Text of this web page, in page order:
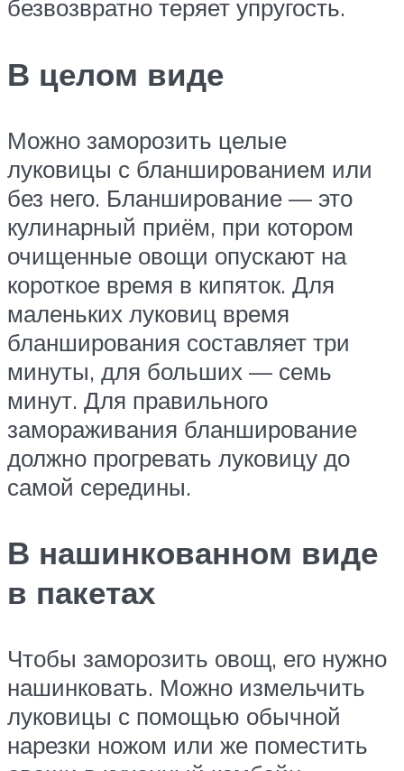
безвозвратно теряет упругость.
В целом виде
Можно заморозить целые
луковицы с бланшированием или
без него. Бланширование — это
кулинарный приём, при котором
очищенные овощи опускают на
короткое время в кипяток. Для
маленьких луковиц время
бланширования составляет три
минуты, для больших — семь
минут. Для правильного
замораживания бланширование
должно прогревать луковицу до
самой середины.
В нашинкованном виде
в пакетах
Чтобы заморозить овощ, его нужно
нашинковать. Можно измельчить
луковицы с помощью обычной
нарезки ножом или же поместить